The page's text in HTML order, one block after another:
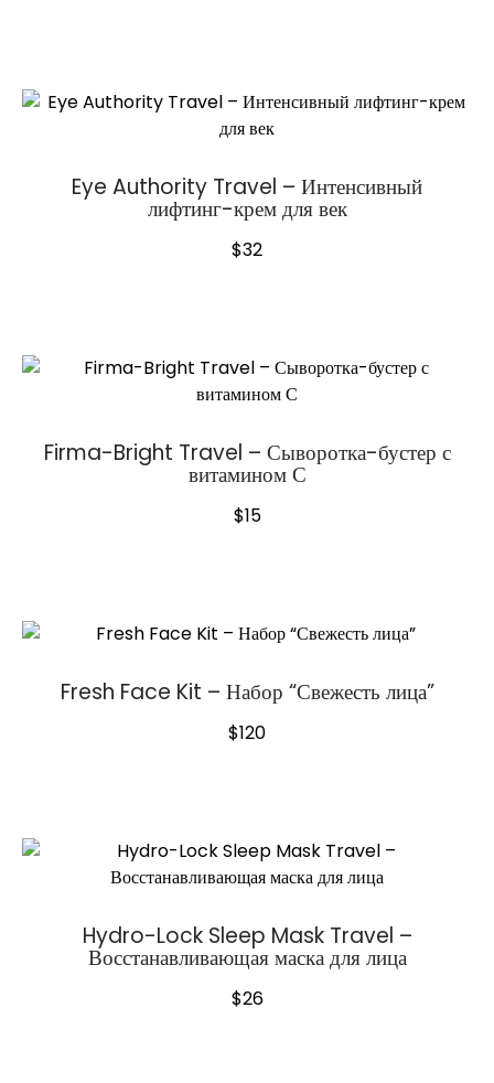
Eye Authority Travel – Интенсивный
лифтинг-крем для век
$32
Firma-Bright Travel – Сыворотка-бустер с
витамином С
$15
Fresh Face Kit – Набор “Свежесть лица”
$120
Hydro-Lock Sleep Mask Travel –
Восстанавливающая маска для лица
$26